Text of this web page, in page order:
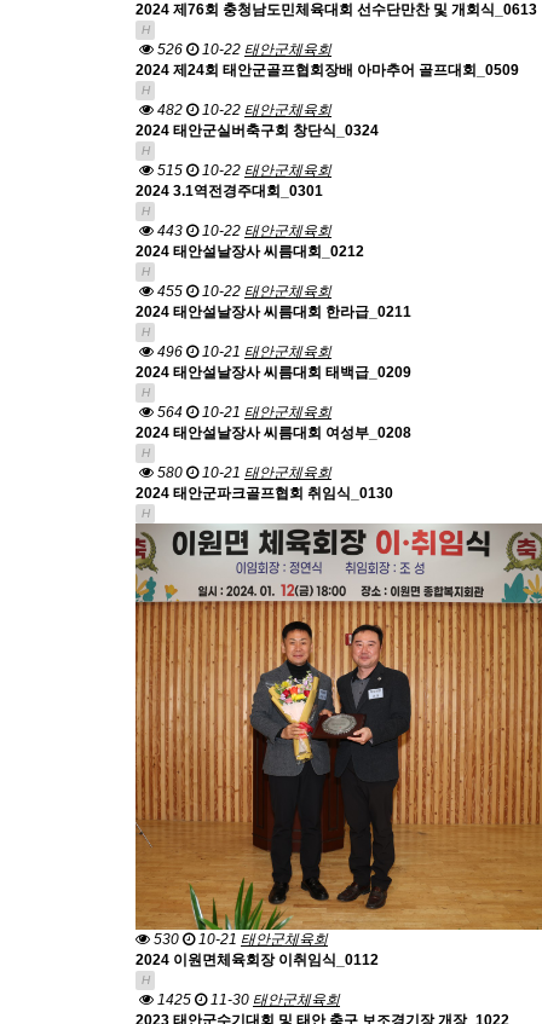
2024 제76회 충청남도민체육대회 선수단만찬 및 개회식_0613
H
526 10-22 태안군체육회
2024 제24회 태안군골프협회장배 아마추어 골프대회_0509
H
482 10-22 태안군체육회
2024 태안군실버축구회 창단식_0324
H
515 10-22 태안군체육회
2024 3.1역전경주대회_0301
H
443 10-22 태안군체육회
2024 태안설날장사 씨름대회_0212
H
455 10-22 태안군체육회
2024 태안설날장사 씨름대회 한라급_0211
H
496 10-21 태안군체육회
2024 태안설날장사 씨름대회 태백급_0209
H
564 10-21 태안군체육회
2024 태안설날장사 씨름대회 여성부_0208
H
580 10-21 태안군체육회
2024 태안군파크골프협회 취임식_0130
H
530 10-21 태안군체육회
2024 이원면체육회장 이취임식_0112
H
1425 11-30 태안군체육회
2023 태안군수기대회 및 태안 축구 보조경기장 개장_1022